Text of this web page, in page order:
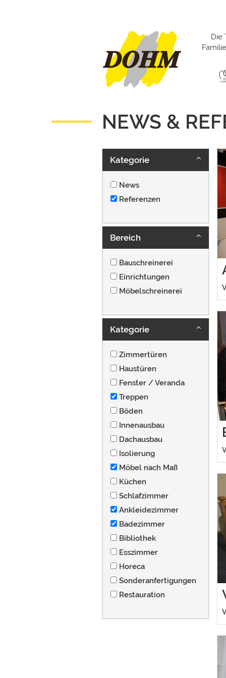
Die
NEWS &
Kategorie
News
Referenzen
Bereich
Bauschreinerei
Einrichtungen
Möbelschreinerei
Kategorie
Zimmertüren
Haustüren
Fenster / Veranda
Treppen
Böden
Innenausbau
Dachausbau
Isolierung
Möbel nach Maß
Küchen
Schlafzimmer
Ankleidezimmer
Badezimmer
Bibliothek
Esszimmer
Horeca
Sonderanfertigungen
Restauration